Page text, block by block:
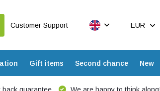
Customer Support EUR
Gift items Second chance New